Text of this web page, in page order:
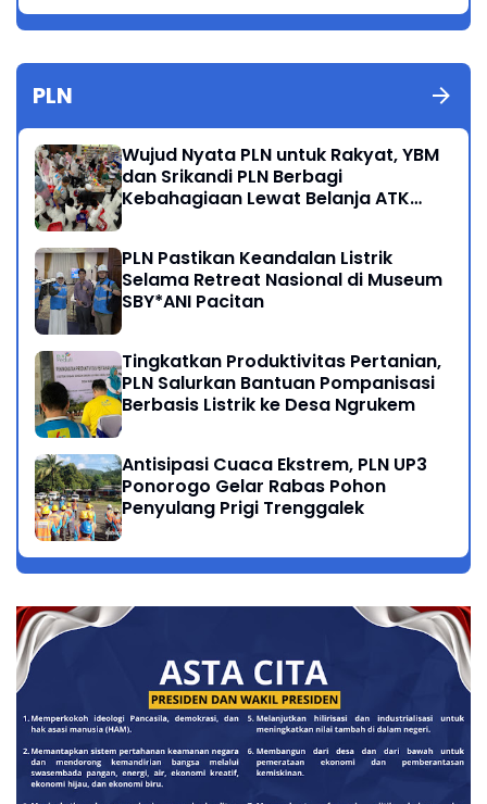
PLN
Wujud Nyata PLN untuk Rakyat, YBM
dan Srikandi PLN Berbagi
Kebahagiaan Lewat Belanja ATK
PLN Pastikan Keandalan Listrik
Selama Retreat Nasional di Museum
SBY*ANI Pacitan
Tingkatkan Produktivitas Pertanian,
PLN Salurkan Bantuan Pompanisasi
Berbasis Listrik ke Desa Ngrukem
Antisipasi Cuaca Ekstrem, PLN UP3
Ponorogo Gelar Rabas Pohon
Penyulang Prigi Trenggalek